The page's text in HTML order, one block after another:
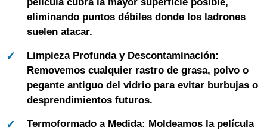
eliminando puntos débiles donde los ladrones
suelen atacar.
Limpieza Profunda y Descontaminación:
Removemos cualquier rastro de grasa, polvo o
pegante antiguo del vidrio para evitar burbujas o
desprendimientos futuros.
Termoformado a Medida: Moldeamos la película